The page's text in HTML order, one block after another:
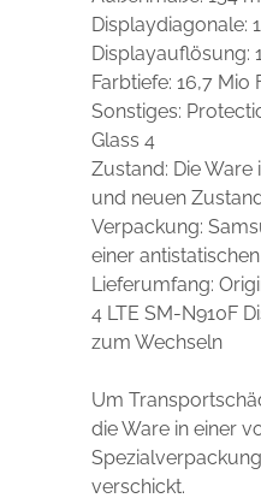
Displaydiagonale:
Displayauflösung:
Farbtiefe: 16,7 Mio
Sonstiges:
Glass 4
Zustand: Die Ware
und neuen
Verpackung:
einer
Lieferumfang:
4 LTE SM-N910F
zum Wechseln
Um
die Ware in einer
verschickt.